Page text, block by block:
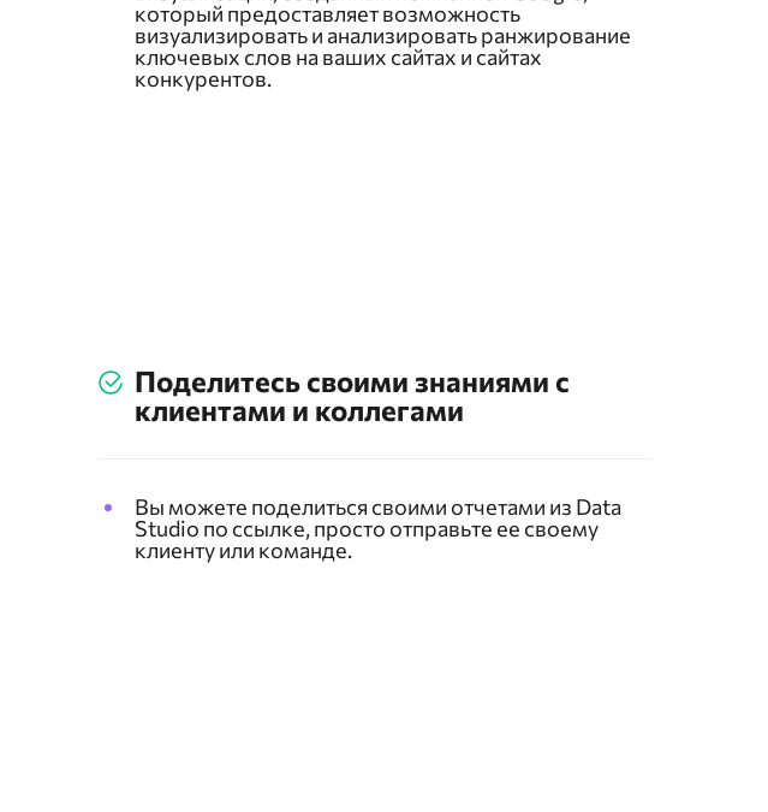
который предоставляет возможность
визуализировать и анализировать ранжирование
ключевых слов на ваших сайтах и сайтах
конкурентов.
Поделитесь своими знаниями с
клиентами и коллегами
Вы можете поделиться своими отчетами из Data
Studio по ссылке, просто отправьте ее своему
клиенту или команде.